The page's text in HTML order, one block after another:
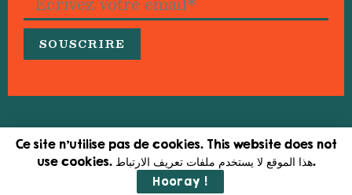
© 2026 Medfeminiswiya – Réseau méditerranéen
pour l’information féministe
Ce site n'utilise pas de cookies. This website does not
use cookies. هذا الموقع لا يستخدم ملفات تعريف الارتباط.
Hooray !